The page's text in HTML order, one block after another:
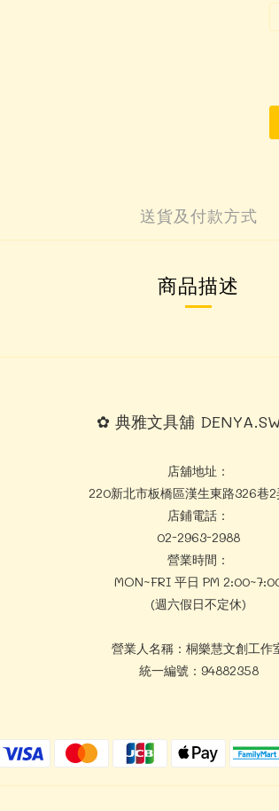
送貨及付款方式
商品描述
✿ 典雅文具舖
店舖地址：
220新北市板橋區漢生東路326巷
店鋪電話：
02-2963-2988
營業時間：
MON~FRI 平日 PM
(週六假日不定休)
營業人名稱：桐樂慧文創工作
統一編號：94882358